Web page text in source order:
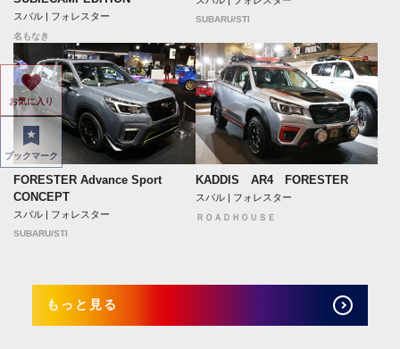
スバル | フォレスター
名もなき
SUBARU/STI
FORESTER Advance Sport
CONCEPT
スバル | フォレスター
SUBARU/STI
KADDIS AR4 FORESTER
スバル | フォレスター
ＲＯＡＤＨＯＵＳＥ
もっと見る
お気に入り
ブックマーク